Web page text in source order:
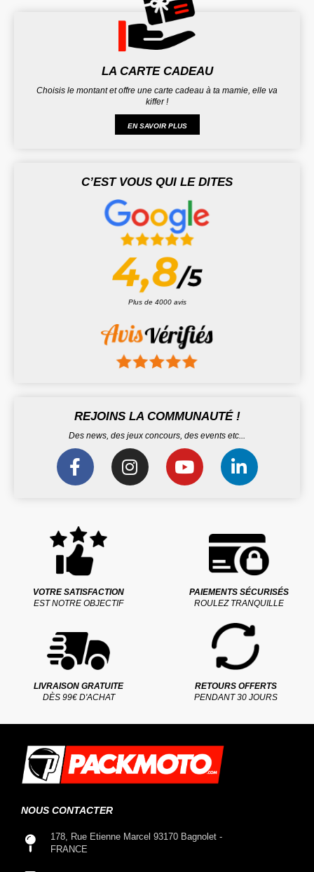
LA CARTE CADEAU
Choisis le montant et offre une carte cadeau à ta mamie, elle va
kiffer !
EN SAVOIR PLUS
C’EST VOUS QUI LE DITES
Plus de 4000 avis
REJOINS LA COMMUNAUTÉ !
Des news, des jeux concours, des events etc...
VOTRE SATISFACTION
EST NOTRE OBJECTIF
PAIEMENTS SÉCURISÉS
ROULEZ TRANQUILLE
LIVRAISON GRATUITE
DÈS 99€ D'ACHAT
RETOURS OFFERTS
PENDANT 30 JOURS
NOUS CONTACTER
178, Rue Etienne Marcel 93170 Bagnolet -
FRANCE